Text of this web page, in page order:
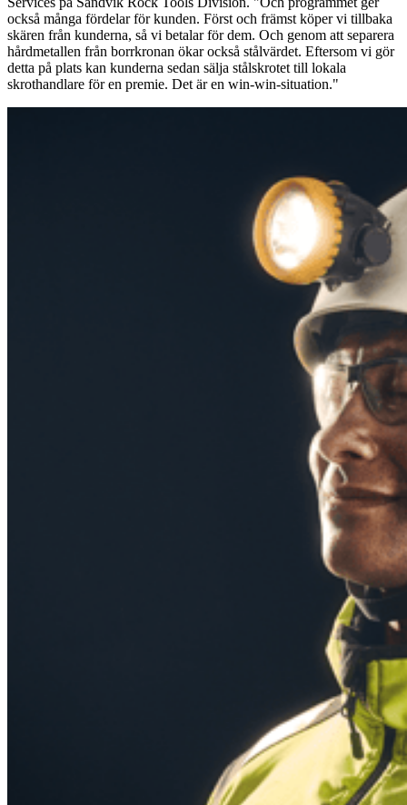
också många fördelar för kunden. Först och främst köper vi tillbaka
skären från kunderna, så vi betalar för dem. Och genom att separera
hårdmetallen från borrkronan ökar också stålvärdet. Eftersom vi gör
detta på plats kan kunderna sedan sälja stålskrotet till lokala
skrothandlare för en premie. Det är en win-win-situation."